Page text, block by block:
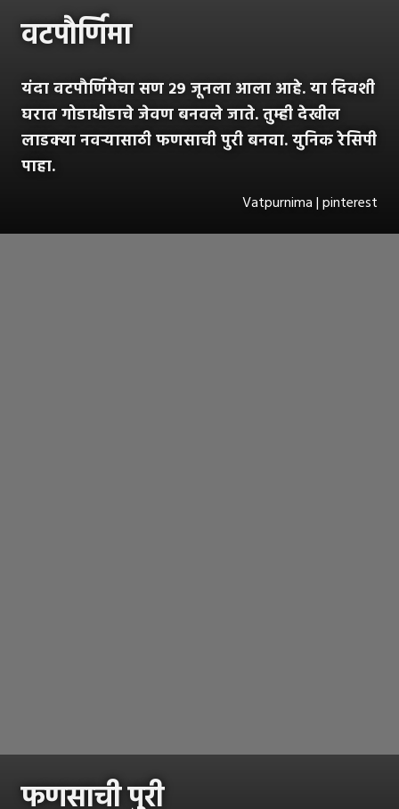
वटपौर्णिमा
यंदा वटपौर्णिमेचा सण २९ जूनला आला आहे. या दिवशी
घरात गोडाधोडाचे जेवण बनवले जाते. तुम्ही देखील
लाडक्या नवऱ्यासाठी फणसाची पुरी बनवा. युनिक रेसिपी
पाहा.
Vatpurnima | pinterest
फणसाची पुरी